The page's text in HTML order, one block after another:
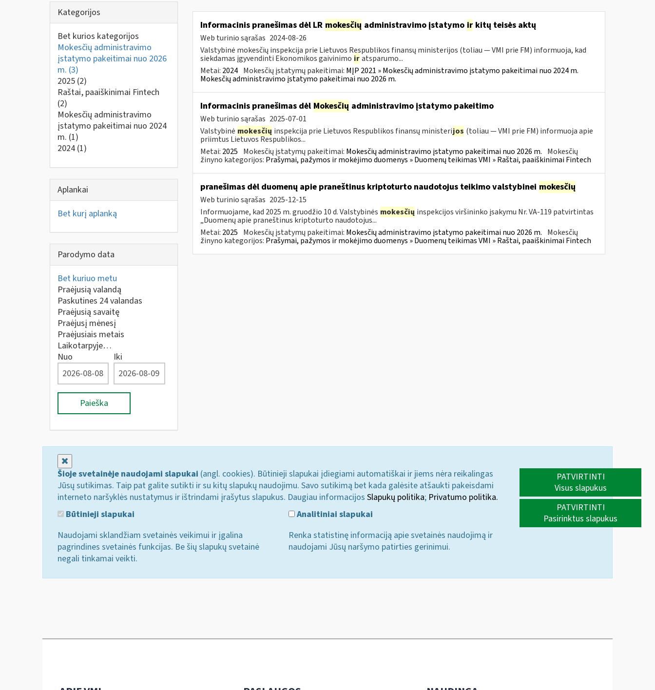
Kategorijos
Bet kurios kategorijos
Mokesčių administravimo
įstatymo pakeitimai nuo 2026
m. (3)
2025 (2)
Raštai, paaiškinimai Fintech
(2)
Mokesčių administravimo
įstatymo pakeitimai nuo 2024
m. (1)
2024 (1)
Aplankai
Bet kurį aplanką
Parodymo data
Bet kuriuo metu
Praėjusią valandą
Paskutines 24 valandas
Praėjusią savaitę
Praėjusį mėnesį
Praėjusiais metais
Laikotarpyje…
Nuo
Iki
Paieška
Informacinis pranešimas dėl LR mokesčių administravimo įstatymo irkitų teisės aktų
Web turinio sąrašas 2024-08-26
Valstybinė mokesčių inspekcija prie Lietuvos Respublikos finansų ministerijos (toliau — VMI prie FM) informuoja, kad
siekdamas įgyvendinti Ekonomikos gaivinimo ir atsparumo...
Metai: 2024 Mokesčių įstatymų pakeitimai: MĮP 2021 » Mokesčių administravimo įstatymo pakeitimai nuo 2024 m.
Mokesčių administravimo įstatymo pakeitimai nuo 2026 m.
Informacinis pranešimas dėl Mokesčių administravimo įstatymo pakeitimo
Web turinio sąrašas 2025-07-01
Valstybinė mokesčių inspekcija prie Lietuvos Respublikos finansų ministerijos (toliau — VMI prie FM) informuoja apie
priimtus Lietuvos Respublikos...
Metai: 2025 Mokesčių įstatymų pakeitimai: Mokesčių administravimo įstatymo pakeitimai nuo 2026 m. Mokesčių
žinyno kategorijos: Prašymai, pažymos ir mokėjimo duomenys » Duomenų teikimas VMI » Raštai, paaiškinimai Fintech
pranešimas dėl duomenų apie praneštinus kriptoturto naudotojus teikimo valstybinei mokesčių
Web turinio sąrašas 2025-12-15
Informuojame, kad 2025 m. gruodžio 10 d. Valstybinės mokesčių inspekcijos viršininko įsakymu Nr. VA-119 patvirtintas
„Duomenų apie praneštinus kriptoturto naudotojus...
Metai: 2025 Mokesčių įstatymų pakeitimai: Mokesčių administravimo įstatymo pakeitimai nuo 2026 m. Mokesčių
žinyno kategorijos: Prašymai, pažymos ir mokėjimo duomenys » Duomenų teikimas VMI » Raštai, paaiškinimai Fintech
Šioje svetainėje naudojami slapukai (angl. cookies). Būtinieji slapukai įdiegiami automatiškai ir jiems nėra reikalingas
Jūsų sutikimas. Taip pat galite sutikti ir su kitų slapukų naudojimu. Savo sutikimą bet kada galėsite atšaukti pakeisdami
interneto naršyklės nustatymus ir ištrindami įrašytus slapukus. Daugiau informacijos Slapukų politika; Privatumo politika.
Būtinieji slapukai
Naudojami sklandžiam svetainės veikimui ir įgalina
pagrindines svetainės funkcijas. Be šių slapukų svetainė
negali tinkamai veikti.
Analitiniai slapukai
Renka statistinę informaciją apie svetainės naudojimą ir
naudojami Jūsų naršymo patirties gerinimui.
PATVIRTINTI
Visus slapukus
PATVIRTINTI
Pasirinktus slapukus